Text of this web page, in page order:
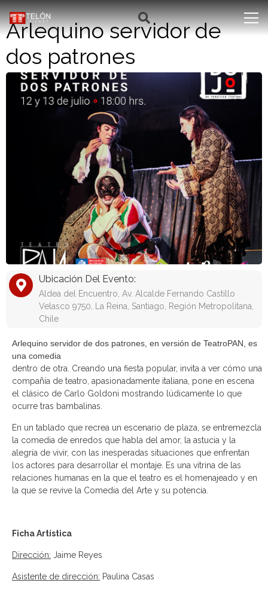
Arlequino servidor de
dos patrones
Ubicación Del Evento:
Aldea del Encuentro, Av. Alcalde Fernando Castillo
Velasco 9750, La Reina, Santiago, Región Metropolitana,
Chile
Arlequino servidor de dos patrones, en versión de TeatroPAN, es
una comedia
dentro de otra. Creando una fiesta popular, invita a ver cómo una
compañía de teatro, apasionadamente italiana, pone en escena
el clásico de Carlo Goldoni mostrando lúdicamente lo que
ocurre tras bambalinas.
En un tablado que recrea un escenario de plaza, se entremezcla
la comedia de enredos que habla del amor, la astucia y la
alegría de vivir, con las inesperadas situaciones que enfrentan
los actores para desarrollar el montaje. Es una vitrina de las
relaciones humanas en la que el teatro es el homenajeado y en
la que se revive la Comedia del Arte y su potencia.
Ficha Artística
Dirección: Jaime Reyes
Asistente de dirección: Paulina Casas